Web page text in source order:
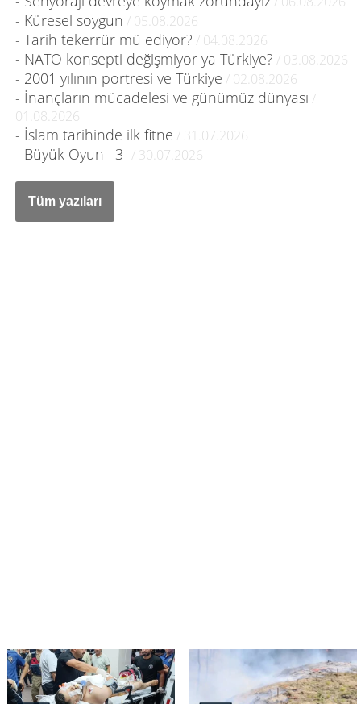
- Küresel soygun / 05.08.2026
- Tarih tekerrür mü ediyor? / 04.08.2026
- NATO konsepti değişmiyor ya Türkiye? / 03.08.2026
- 2001 yılının portresi ve Türkiye / 02.08.2026
- İnançların mücadelesi ve günümüz dünyası /
01.08.2026
- İslam tarihinde ilk fitne / 31.07.2026
- Büyük Oyun –3- / 30.07.2026